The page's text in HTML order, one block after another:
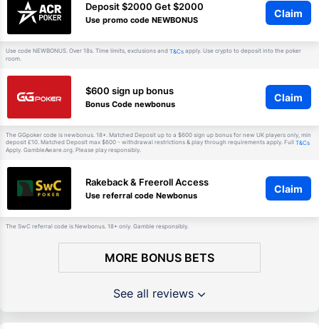
Deposit $2000 Get $2000
Use promo code NEWBONUS
Claim
Use code NEWBONUS. Over 18s. Time limits, exclusions and T&Cs apply. Use crypto to deposit into the poker
room.
$600 sign up bonus
Bonus Code newbonus
Claim
The GGpoker code is newbonus. 18+. Matched Deposit up to a $600 sign up bonus for new UK players only, min
deposit £10. Matched Deposit max $600 - withdrawal restrictions & play through requirements apply. Full T&Cs
Apply. GambleAware.org. Please play responsibly.
Rakeback & Freeroll Access
Use referral code Newbonus
Claim
The SwC referral code is Newbonus. 18+ only. Gamble responsibly.
MORE BONUS BETS
See all reviews